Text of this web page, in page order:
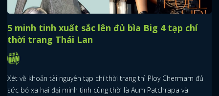
5 minh tinh xuất sắc lên đủ bìa Big 4 tạp chí
thời trang Thái Lan
Xét về khoản tài nguyên tạp chí thời trang thì Ploy Chermarn đủ
sức bỏ xa hai đại minh tinh cùng thời là Aum Patchrapa và